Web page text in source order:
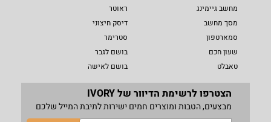
מחשב גיימינג
מסך מחשב
סמארטפון
שעון חכם
טאבלט
ראוטר
דיסק חיצוני
סטרימר
בושם לגבר
בושם לאישה
הצטרפו לרשימת הדיוור של IVORY
מבצעים, הטבות ומוצרים חמים ישירות לתיבת המייל שלכם